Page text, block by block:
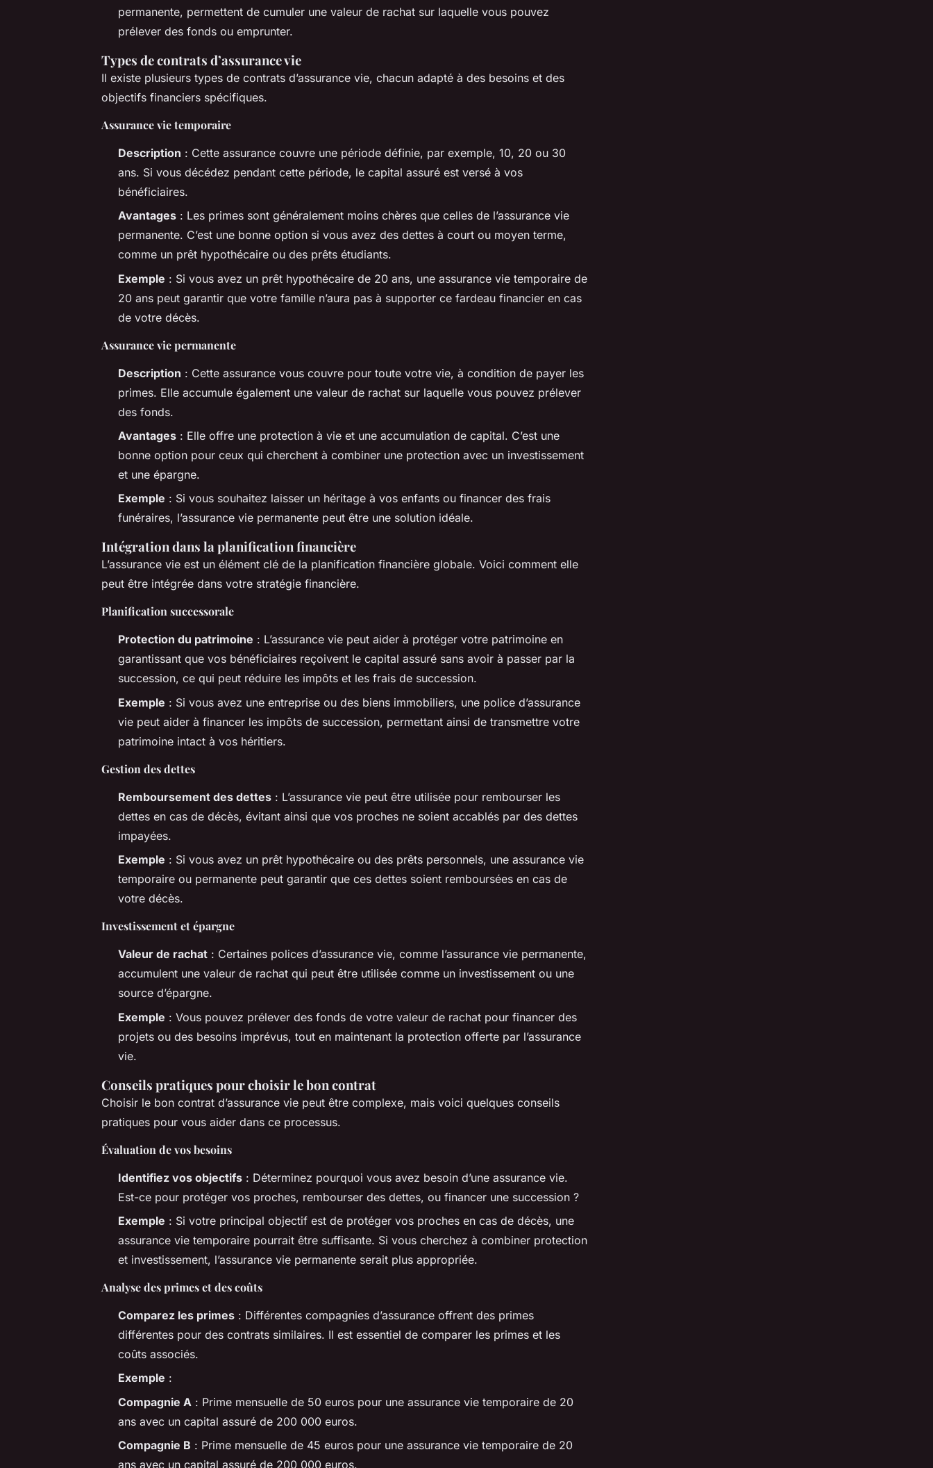
permanente, permettent de cumuler une valeur de rachat sur laquelle vous pouvez
prélever des fonds ou emprunter.
Types de contrats d’assurance vie
Il existe plusieurs types de contrats d’assurance vie, chacun adapté à des besoins et des
objectifs financiers spécifiques.
Assurance vie temporaire
Description : Cette assurance couvre une période définie, par exemple, 10, 20 ou 30
ans. Si vous décédez pendant cette période, le capital assuré est versé à vos
bénéficiaires.
Avantages : Les primes sont généralement moins chères que celles de l’assurance vie
permanente. C’est une bonne option si vous avez des dettes à court ou moyen terme,
comme un prêt hypothécaire ou des prêts étudiants.
Exemple : Si vous avez un prêt hypothécaire de 20 ans, une assurance vie temporaire de
20 ans peut garantir que votre famille n’aura pas à supporter ce fardeau financier en cas
de votre décès.
Assurance vie permanente
Description : Cette assurance vous couvre pour toute votre vie, à condition de payer les
primes. Elle accumule également une valeur de rachat sur laquelle vous pouvez prélever
des fonds.
Avantages : Elle offre une protection à vie et une accumulation de capital. C’est une
bonne option pour ceux qui cherchent à combiner une protection avec un investissement
et une épargne.
Exemple : Si vous souhaitez laisser un héritage à vos enfants ou financer des frais
funéraires, l’assurance vie permanente peut être une solution idéale.
Intégration dans la planification financière
L’assurance vie est un élément clé de la planification financière globale. Voici comment elle
peut être intégrée dans votre stratégie financière.
Planification successorale
Protection du patrimoine : L’assurance vie peut aider à protéger votre patrimoine en
garantissant que vos bénéficiaires reçoivent le capital assuré sans avoir à passer par la
succession, ce qui peut réduire les impôts et les frais de succession.
Exemple : Si vous avez une entreprise ou des biens immobiliers, une police d’assurance
vie peut aider à financer les impôts de succession, permettant ainsi de transmettre votre
patrimoine intact à vos héritiers.
Gestion des dettes
Remboursement des dettes : L’assurance vie peut être utilisée pour rembourser les
dettes en cas de décès, évitant ainsi que vos proches ne soient accablés par des dettes
impayées.
Exemple : Si vous avez un prêt hypothécaire ou des prêts personnels, une assurance vie
temporaire ou permanente peut garantir que ces dettes soient remboursées en cas de
votre décès.
Investissement et épargne
Valeur de rachat : Certaines polices d’assurance vie, comme l’assurance vie permanente,
accumulent une valeur de rachat qui peut être utilisée comme un investissement ou une
source d’épargne.
Exemple : Vous pouvez prélever des fonds de votre valeur de rachat pour financer des
projets ou des besoins imprévus, tout en maintenant la protection offerte par l’assurance
vie.
Conseils pratiques pour choisir le bon contrat
Choisir le bon contrat d’assurance vie peut être complexe, mais voici quelques conseils
pratiques pour vous aider dans ce processus.
Évaluation de vos besoins
Identifiez vos objectifs : Déterminez pourquoi vous avez besoin d’une assurance vie.
Est-ce pour protéger vos proches, rembourser des dettes, ou financer une succession ?
Exemple : Si votre principal objectif est de protéger vos proches en cas de décès, une
assurance vie temporaire pourrait être suffisante. Si vous cherchez à combiner protection
et investissement, l’assurance vie permanente serait plus appropriée.
Analyse des primes et des coûts
Comparez les primes : Différentes compagnies d’assurance offrent des primes
différentes pour des contrats similaires. Il est essentiel de comparer les primes et les
coûts associés.
Exemple :
Compagnie A : Prime mensuelle de 50 euros pour une assurance vie temporaire de 20
ans avec un capital assuré de 200 000 euros.
Compagnie B : Prime mensuelle de 45 euros pour une assurance vie temporaire de 20
ans avec un capital assuré de 200 000 euros.